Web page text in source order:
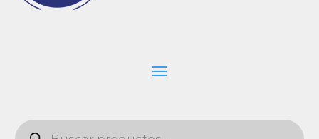
Búsqueda
de